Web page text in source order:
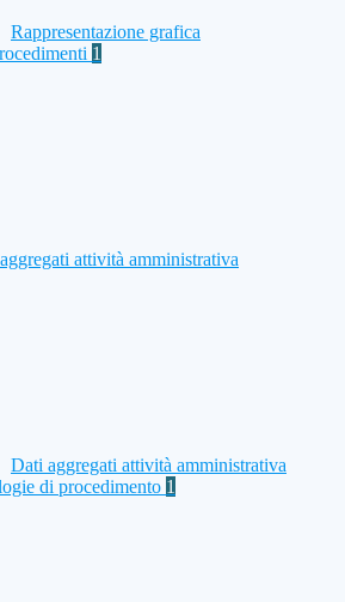
Rappresentazione grafica
1
attività amministrativa
Dati aggregati attività amministrativa
di procedimento 1